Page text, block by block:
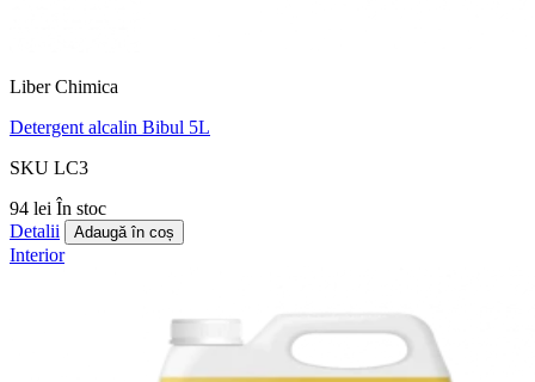
Liber Chimica
Detergent alcalin Bibul 5L
SKU LC3
94 lei În stoc
Detalii
Adaugă în coș
Interior